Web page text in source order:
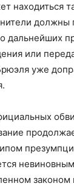
находиться
должны
дальнейших
или
уже
законом